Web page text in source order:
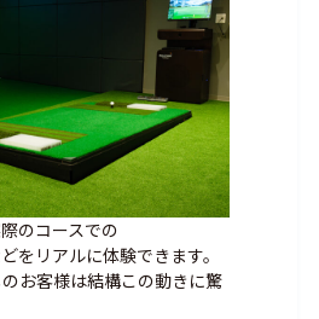
のコースでの
をリアルに体験できます。
お客様は結構この動きに驚